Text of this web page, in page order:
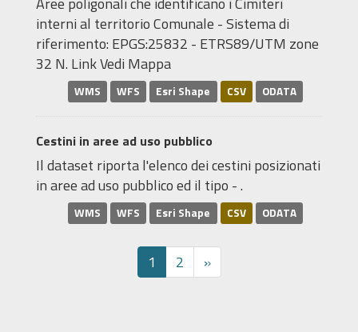
interni al territorio Comunale - Sistema di
riferimento: EPGS:25832 - ETRS89/UTM zone
32 N. Link Vedi Mappa
WMS WFS Esri Shape CSV ODATA
Cestini in aree ad uso pubblico
Il dataset riporta l'elenco dei cestini posizionati
in aree ad uso pubblico ed il tipo - .
WMS WFS Esri Shape CSV ODATA
1 2 »